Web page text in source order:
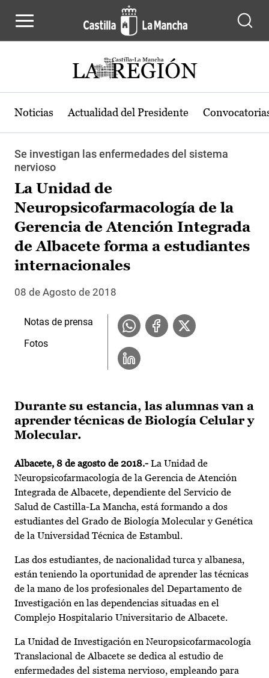
Noticias Actualidad del Presidente
Se investigan las enfermedades del sistema
nervioso
La Unidad de
Neuropsicofarmacología de la
Gerencia de Atención Integrada
de Albacete forma a estudiantes
internacionales
08 de Agosto de 2018
Durante su estancia, las alumnas van a
aprender técnicas de Biología Celular y
Molecular.
Albacete, 8 de agosto de 2018.- La Unidad de
Neuropsicofarmacología de la Gerencia de Atención
Integrada de Albacete, dependiente del Servicio de
Salud de Castilla-La Mancha, está formando a dos
estudiantes del Grado de Biología Molecular y Genética
de la Universidad Técnica de Estambul.
Las dos estudiantes, de nacionalidad turca y albanesa,
están teniendo la oportunidad de aprender las técnicas
de la mano de los profesionales del Departamento de
Investigación en las dependencias situadas en el
Complejo Hospitalario Universitario de Albacete.
La Unidad de Investigación en Neuropsicofarmacología
Translacional de Albacete se dedica al estudio de
enfermedades del sistema nervioso, empleando para
Notas de prensa
Fotos